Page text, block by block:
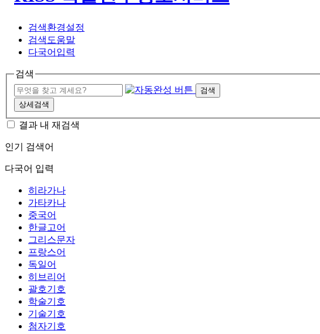
검색환경설정
검색도움말
다국어입력
검색
검색
상세검색
결과 내 재검색
인기 검색어
다국어 입력
히라가나
가타카나
중국어
한글고어
그리스문자
프랑스어
독일어
히브리어
괄호기호
학술기호
기술기호
첨자기호